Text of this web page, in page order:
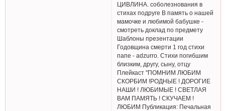
ЦИВЛИНА. соболезнования в
стихах подруге В память о нашей
мамочке и любимой бабушке -
смотреть доклад по предмету
Шаблоны презентации
Годовщина смерти 1 год стихи
папе - adzurro. Стихи погибшим
близким, другу, сыну, отцу
Плейкаст "ПОМНИМ ЛЮБИМ
СКОРБИМ !РОДНЫЕ ! ДОРОГИЕ
НАШИ ! ЛЮБИМЫЕ ! СВЕТЛАЯ
ВАМ ПАМЯТЬ ! СКУЧАЕМ !
ЛЮБИМ Публикация: Печальная